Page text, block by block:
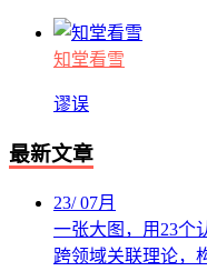
知堂看雪
谬误
最新文章
23/07月
一张大图，用23个
跨领域关联理论，